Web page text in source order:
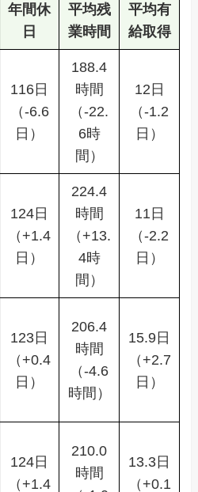
年間休
日
平均残
業時間
平均有
給取得
116日
（-6.6
日）
188.4
時間
（-22.
6時
間）
12日
（-1.2
日）
124日
（+1.4
日）
224.4
時間
（+13.
4時
間）
11日
（-2.2
日）
123日
（+0.4
日）
206.4
時間
（-4.6
時間）
15.9日
（+2.7
日）
124日
（+1.4
210.0
時間
13.3日
（+0.1